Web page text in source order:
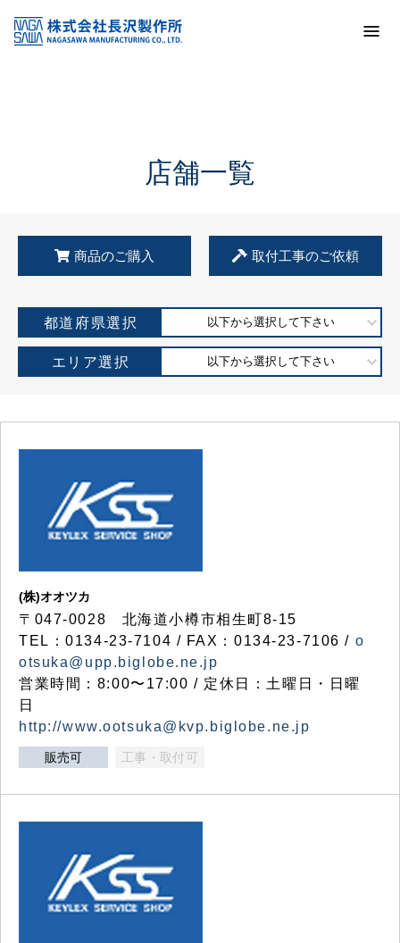
KSS加盟店・取扱店情報
店舗一覧
店舗一覧
商品のご購入 取付工事のご依頼
都道府県選択 以下から選択して下さい
エリア選択 以下から選択して下さい
(株)オオツカ
〒047-0028 北海道小樽市相生町8-15
TEL：0134-23-7104 / FAX：0134-23-7106 / o
otsuka@upp.biglobe.ne.jp
営業時間：8:00〜17:00 / 定休日：土曜日・日曜
日
http://www.ootsuka@kvp.biglobe.ne.jp
販売可 工事・取付可